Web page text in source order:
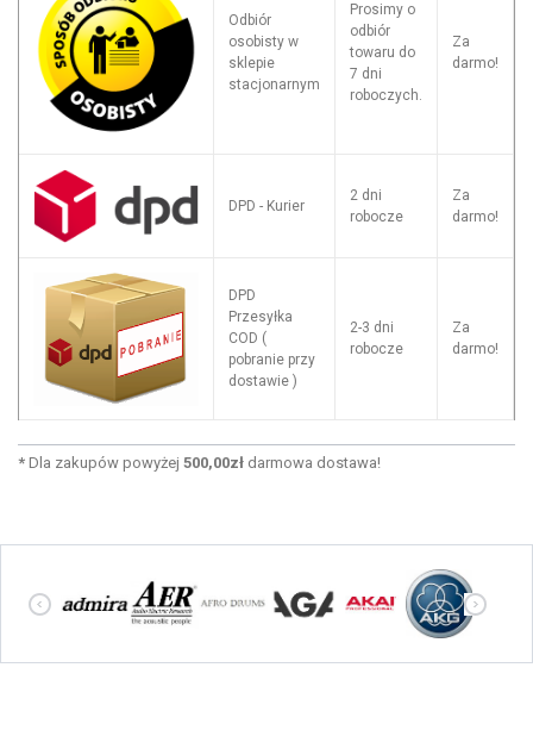
Odbiór
osobisty w
sklepie
stacjonarnym
Prosimy o
odbiór
towaru do
7 dni
roboczych.
Za
darmo!
DPD - Kurier
2 dni
robocze
Za
darmo!
DPD
Przesyłka
COD (
pobranie przy
dostawie )
2-3 dni
robocze
Za
darmo!
* Dla zakupów powyżej 500,00zł darmowa dostawa!